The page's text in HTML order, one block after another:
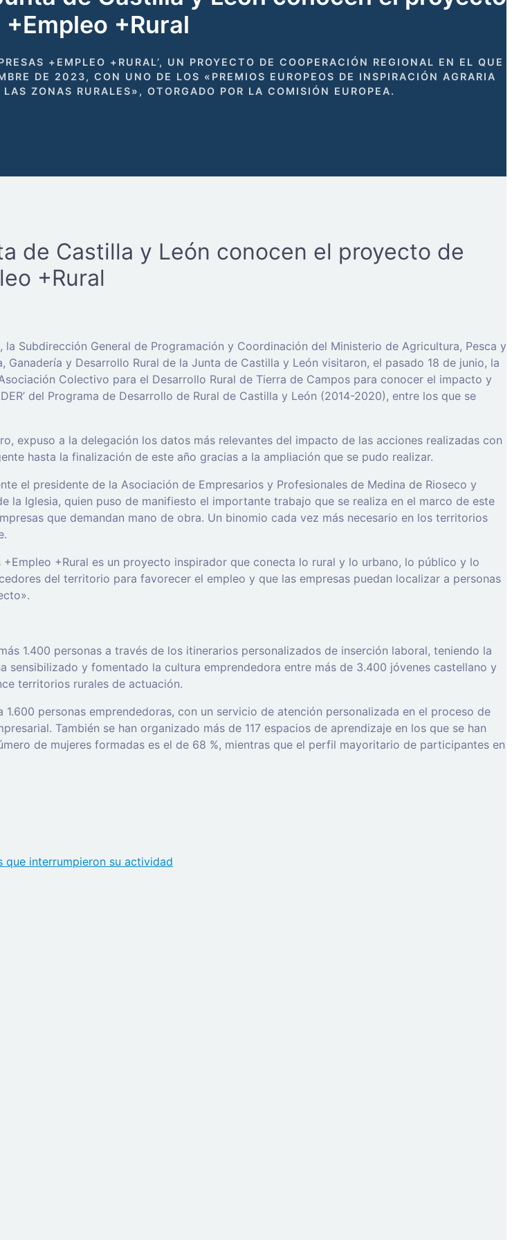
+Rural
+EMPLEO +RURAL’, UN PROYECTO DE COOPERACIÓN REGIONAL EN EL QUE
DE 2023, CON UNO DE LOS «PREMIOS EUROPEOS DE INSPIRACIÓN AGRARIA
ZONAS RURALES», OTORGADO POR LA COMISIÓN EUROPEA.
de Castilla y León conocen el proyecto de
+Rural
Subdirección General de Programación y Coordinación del Ministerio de Agricultura, Pesca y
y Desarrollo Rural de la Junta de Castilla y León visitaron, el pasado 18 de junio, la
Colectivo para el Desarrollo Rural de Tierra de Campos para conocer el impacto y
del Programa de Desarrollo de Rural de Castilla y León (2014-2020), entre los que se
expuso a la delegación los datos más relevantes del impacto de las acciones realizadas con
hasta la finalización de este año gracias a la ampliación que se pudo realizar.
el presidente de la Asociación de Empresarios y Profesionales de Medina de Rioseco y
la Iglesia, quien puso de manifiesto el importante trabajo que se realiza en el marco de este
que demandan mano de obra. Un binomio cada vez más necesario en los territorios
+Empleo +Rural es un proyecto inspirador que conecta lo rural y lo urbano, lo público y lo
del territorio para favorecer el empleo y que las empresas puedan localizar a personas
1.400 personas a través de los itinerarios personalizados de inserción laboral, teniendo la
sensibilizado y fomentado la cultura emprendedora entre más de 3.400 jóvenes castellano y
territorios rurales de actuación.
personas emprendedoras, con un servicio de atención personalizada en el proceso de
También se han organizado más de 117 espacios de aprendizaje en los que se han
de mujeres formadas es el de 68 %, mientras que el perfil mayoritario de participantes en
interrumpieron su actividad